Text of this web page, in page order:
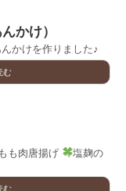
かけ）
かけを作りました♪
む
も肉唐揚げ
塩麹の
む